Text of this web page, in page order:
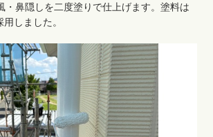
・鼻隠しを二度塗りで仕上げます。塗料は
用しました。